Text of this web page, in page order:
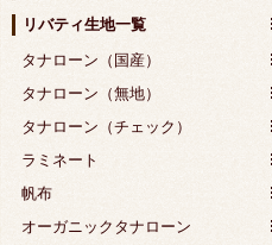
リバティ生地一覧
タナローン（国産）
タナローン（無地）
タナローン（チェック）
ラミネート
帆布
オーガニックタナローン